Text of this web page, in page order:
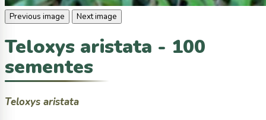
Previous image Next image
Teloxys aristata - 100
sementes
Teloxys aristata